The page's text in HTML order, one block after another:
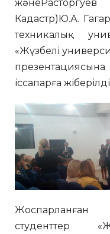
Кадастр)Ю.А.
техникалық
«Жүзбелі
іссапарға
Жоспарланған
студенттер